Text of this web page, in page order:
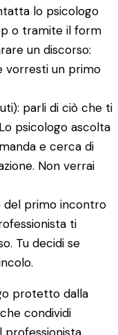
lo psicologo
o tramite il form
un discorso:
vorresti un primo
parli di ciò che ti
psicologo ascolta
e cerca di
Non verrai
del primo incontro
ti
Tu decidi se
protetto dalla
condividi